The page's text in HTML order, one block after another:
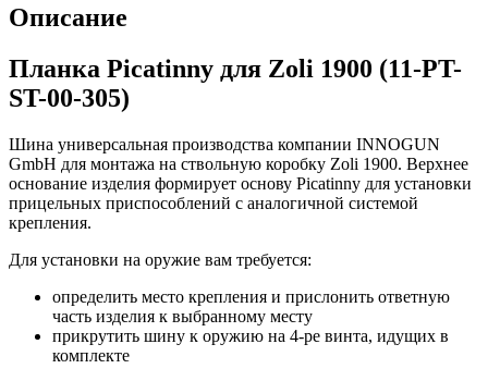
Описание
Планка Picatinny для Zoli 1900 (11-PT-
ST-00-305)
Шина универсальная производства компании INNOGUN
GmbH для монтажа на ствольную коробку Zoli 1900. Верхнее
основание изделия формирует основу Picatinny для установки
прицельных приспособлений с аналогичной системой
крепления.
Для установки на оружие вам требуется:
определить место крепления и прислонить ответную
часть изделия к выбранному месту
прикрутить шину к оружию на 4-ре винта, идущих в
комплекте